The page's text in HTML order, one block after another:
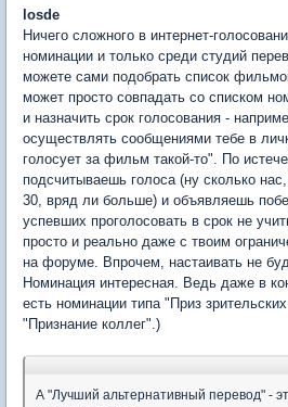
losde
Ничего сложного в интернет-
номинации и только среди студий
можете сами подобрать список
может просто совпадать со списком
и назначить срок голосования -
осуществлять сообщениями тебе в
голосует за фильм такой-то". По
подсчитываешь голоса (ну сколько
30, вряд ли больше) и объявляешь
успевших проголосовать в срок не
просто и реально даже с твоим
на форуме. Впрочем, настаивать не
Номинация интересная. Ведь даже в
есть номинации типа "Приз
"Признание коллег".)
А "Лучший альтернативный перевод" -